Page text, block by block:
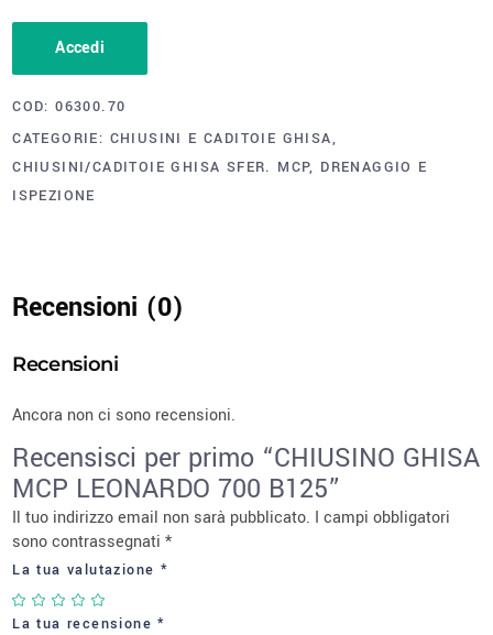
Accedi
COD:06300.70
CATEGORIE: CHIUSINI E CADITOIE GHISA,
CHIUSINI/CADITOIE GHISA SFER. MCP, DRENAGGIO E
ISPEZIONE
Recensioni (0)
Recensioni
Ancora non ci sono recensioni.
Recensisci per primo “CHIUSINO GHISA
MCP LEONARDO 700 B125”
Il tuo indirizzo email non sarà pubblicato. I campi obbligatori
sono contrassegnati*
La tua valutazione *
La tua recensione*